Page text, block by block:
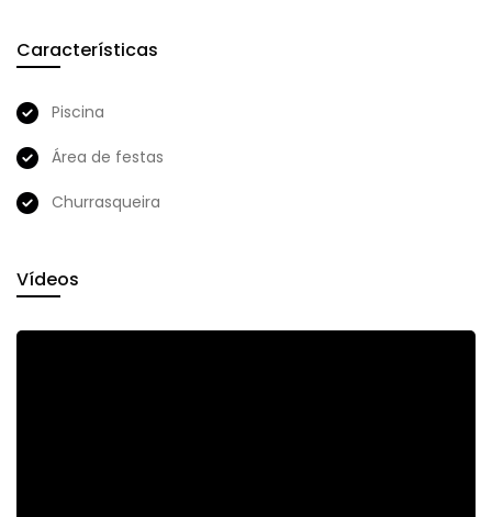
Características
Piscina
Área de festas
Churrasqueira
Vídeos